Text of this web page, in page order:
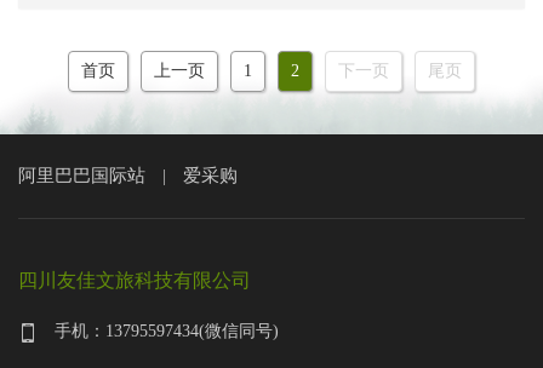
首页 上一页 1 2 下一页 尾页
阿里巴巴国际站 爱采购
四川友佳文旅科技有限公司
手机：13795597434(微信同号)